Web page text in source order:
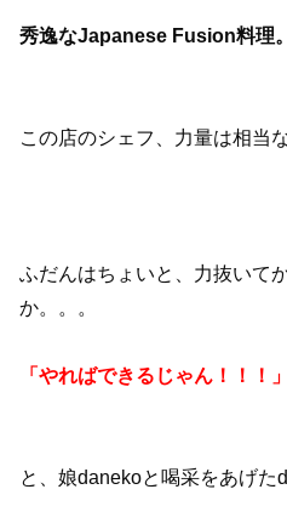
秀逸なJapanese Fusion料理。
この店のシェフ、力量は相当
ふだんはちょいと、力抜いて
か。。。
「やればできるじゃん！！！」
と、娘danekoと喝采をあげた